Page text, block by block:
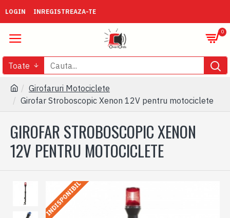
LOGIN INREGISTREAZA-TE
0
Toate
Girofaruri Motociclete
Girofar Stroboscopic Xenon 12V pentru motociclete
GIROFAR STROBOSCOPIC XENON
12V PENTRU MOTOCICLETE
INDISPONIBIL